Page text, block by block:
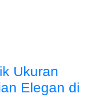
Ukuran
Elegan di